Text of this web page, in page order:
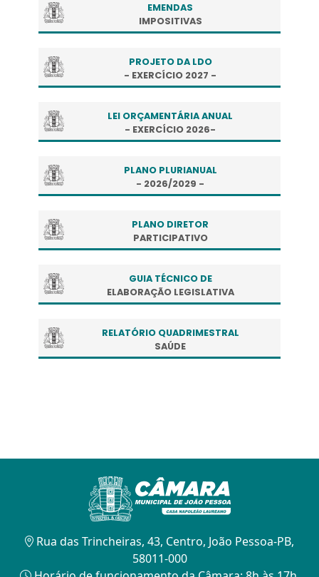
EMENDAS
IMPOSITIVAS
PROJETO DA LDO
- EXERCÍCIO 2027 -
LEI ORÇAMENTÁRIA ANUAL
- EXERCÍCIO 2026-
PLANO PLURIANUAL
- 2026/2029 -
PLANO DIRETOR
PARTICIPATIVO
GUIA TÉCNICO DE
ELABORAÇÃO LEGISLATIVA
RELATÓRIO QUADRIMESTRAL
SAÚDE
Rua das Trincheiras, 43, Centro, João Pessoa-PB,
58011-000